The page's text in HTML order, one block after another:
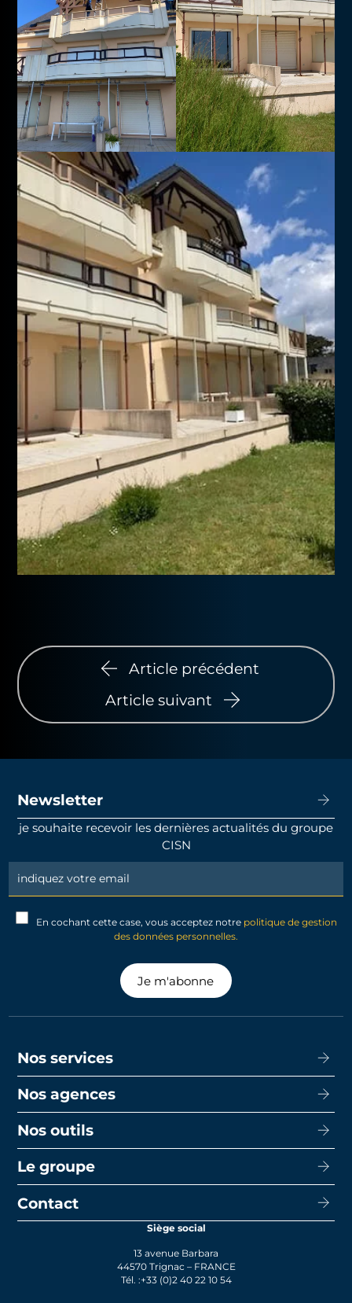
Article précédent
Article suivant
Newsletter
je souhaite recevoir les dernières actualités du groupe
CISN
Newsletter
Signup
En cochant cette case, vous acceptez notre politique de gestion
des données personnelles.
Je m'abonne
Nos services
Acheter
Promotion
Transaction
Faire gérer
Nos agences
CISN Agence Immobilière Nantes Decré
CISN Agence Immobilière La Baule
Nos outils
Capacité d’emprunt
Le prêt bancaire
Le groupe
Le groupe
Contact
Siège social
13 avenue Barbara
44570 Trignac – FRANCE
Tél. :+33 (0)2 40 22 10 54